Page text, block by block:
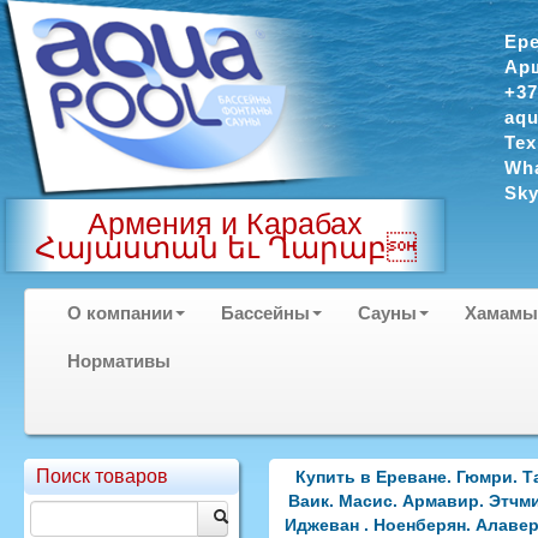
Армения и Карабах
Հայաստան եւ Ղարաբ
О компании Бассейны Сауны Хамамы
Нормативы
Поиск товаров
Купить в Ереване. Гюмри.
Ваик. Масис. Армавир.
Иджеван . Ноенберян.